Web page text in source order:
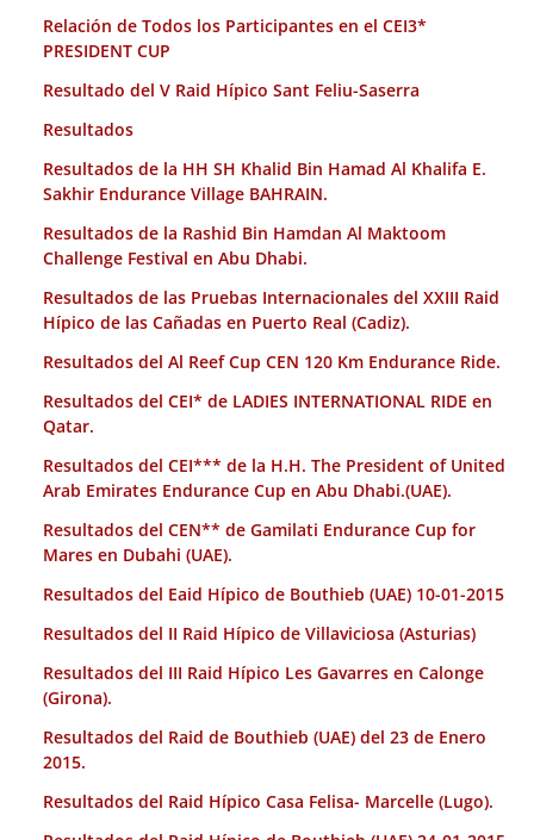
Relación de Todos los Participantes en el CEI3*
PRESIDENT CUP
Resultado del V Raid Hípico Sant Feliu-Saserra
Resultados
Resultados de la HH SH Khalid Bin Hamad Al Khalifa E.
Sakhir Endurance Village BAHRAIN.
Resultados de la Rashid Bin Hamdan Al Maktoom
Challenge Festival en Abu Dhabi.
Resultados de las Pruebas Internacionales del XXIII Raid
Hípico de las Cañadas en Puerto Real (Cadiz).
Resultados del Al Reef Cup CEN 120 Km Endurance Ride.
Resultados del CEI* de LADIES INTERNATIONAL RIDE en
Qatar.
Resultados del CEI*** de la H.H. The President of United
Arab Emirates Endurance Cup en Abu Dhabi.(UAE).
Resultados del CEN** de Gamilati Endurance Cup for
Mares en Dubahi (UAE).
Resultados del Eaid Hípico de Bouthieb (UAE) 10-01-2015
Resultados del II Raid Hípico de Villaviciosa (Asturias)
Resultados del III Raid Hípico Les Gavarres en Calonge
(Girona).
Resultados del Raid de Bouthieb (UAE) del 23 de Enero
2015.
Resultados del Raid Hípico Casa Felisa- Marcelle (Lugo).